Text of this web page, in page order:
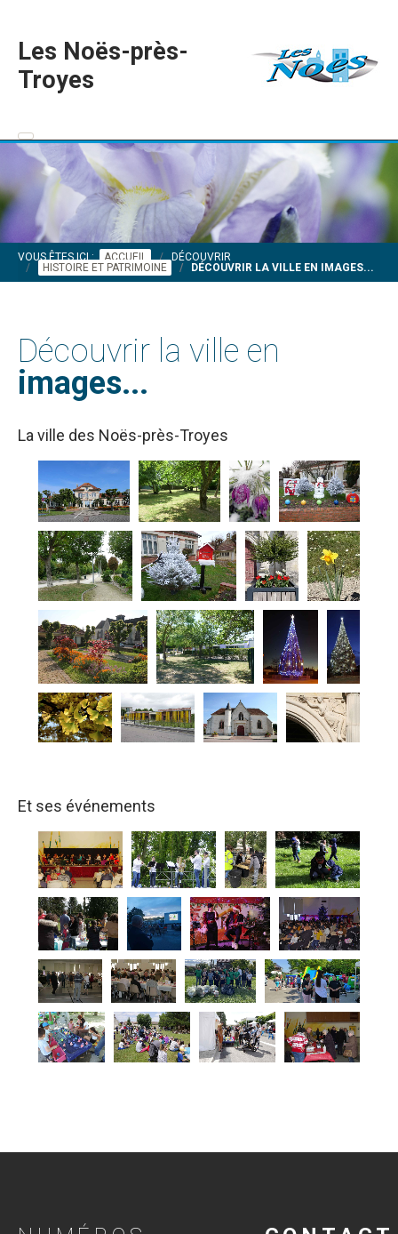
Les Noës-près-
Troyes
VOUS ÊTES ICI : ACCUEIL
DÉCOUVRIR
HISTOIRE ET PATRIMOINE
DÉCOUVRIR LA VILLE EN IMAGES...
Découvrir la ville en
images...
La ville des Noës-près-Troyes
Et ses événements